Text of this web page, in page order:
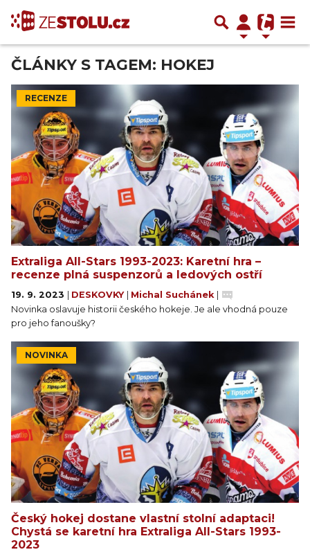
ČLÁNKY S TAGEM: HOKEJ
RECENZE
Extraliga All-Stars 1993-2023: Karetní hra –
recenze plná suspenzorů a ledových ostří
19. 9. 2023 DESKOVKY Michal Suchánek
Novinka oslavuje historii českého hokeje. Je ale vhodná pouze
pro jeho fanoušky?
NOVINKA
Český hokej dostane vlastní stolní adaptaci!
Chystá se karetní hra Extraliga All-Stars 1993-
2023